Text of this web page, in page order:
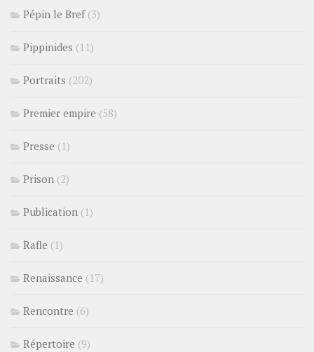
Pépin le Bref(3)
Pippinides (11)
Portraits (202)
Premier empire (58)
Presse (1)
Prison (2)
Publication (1)
Rafle (1)
Renaissance (17)
Rencontre (6)
Répertoire (9)